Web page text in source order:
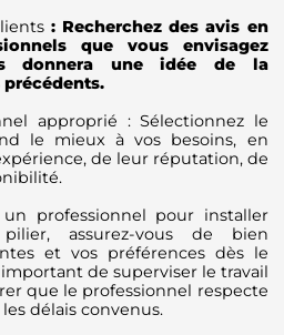
: Recherchez des avis en
que vous envisagez
donnera une idée de la
approprié : Sélectionnez le
le mieux à vos besoins, en
de leur réputation, de
professionnel pour installer
assurez-vous de bien
et vos préférences dès le
de superviser le travail
que le professionnel respecte
délais convenus.